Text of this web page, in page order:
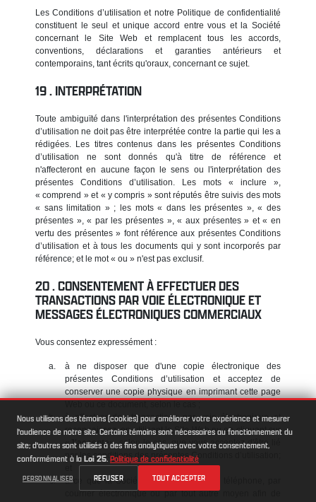
Les Conditions d’utilisation et notre Politique de confidentialité
constituent le seul et unique accord entre vous et la Société
concernant le Site Web et remplacent tous les accords,
conventions, déclarations et garanties antérieurs et
contemporains, tant écrits qu'oraux, concernant ce sujet.
INTERPRÉTATION
Toute ambiguïté dans l'interprétation des présentes Conditions
d’utilisation ne doit pas être interprétée contre la partie qui les a
rédigées. Les titres contenus dans les présentes Conditions
d’utilisation ne sont donnés qu'à titre de référence et
n'affecteront en aucune façon le sens ou l'interprétation des
présentes Conditions d’utilisation. Les mots « inclure »,
« comprend » et « y compris » sont réputés être suivis des mots
« sans limitation » ; les mots « dans les présentes », « des
présentes », « par les présentes », « aux présentes » et « en
vertu des présentes » font référence aux présentes Conditions
d’utilisation et à tous les documents qui y sont incorporés par
référence; et le mot « ou » n'est pas exclusif.
CONSENTEMENT À EFFECTUER DES
TRANSACTIONS PAR VOIE ÉLECTRONIQUE ET
MESSAGES ÉLECTRONIQUES COMMERCIAUX
Vous consentez expressément :
à ne disposer que d'une copie électronique des
présentes Conditions d’utilisation et acceptez de
conserver une copie physique en imprimant cette page
à effectuer des transactions par voie électronique et
reconnaissez, en utilisant le Site Web ou en cliquant sur
«J'accepte », selon le cas, que vous acceptez d'être lié
par les conditions des présentes Conditions d’utilisation;
à ce que la Société vous contacte par téléphone, par
courrier électronique ou par tout autre moyen afin de
Nous utilisons des témoins (cookies) pour améliorer votre expérience et mesurer
l'audience de notre site. Certains témoins sont nécessaires au fonctionnement du
site; d'autres sont utilisés à des fins analytiques avec votre consentement,
conformément à laLoi 25.Politique de confidentialité
PERSONNALISER REFUSER TOUT ACCEPTER